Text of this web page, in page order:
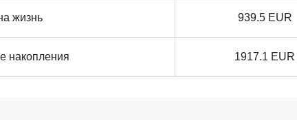
жизнь 939.5 EUR
накопления 1917.1 EUR